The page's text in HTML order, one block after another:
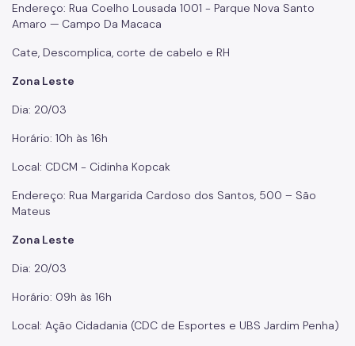
Endereço: Rua Coelho Lousada 1001 - Parque Nova Santo
Amaro — Campo Da Macaca
Cate, Descomplica, corte de cabelo e RH
Zona Leste
Dia: 20/03
Horário: 10h às 16h
Local: CDCM - Cidinha Kopcak
Endereço: Rua Margarida Cardoso dos Santos, 500 – São
Mateus
Zona Leste
Dia: 20/03
Horário: 09h às 16h
Local: Ação Cidadania (CDC de Esportes e UBS Jardim Penha)